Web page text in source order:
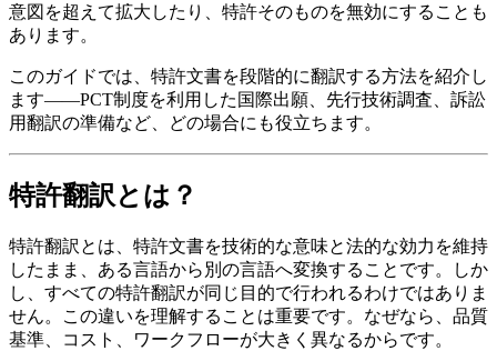
意図を超えて拡大したり、特許そのものを無効にすることも
あります。
このガイドでは、特許文書を段階的に翻訳する方法を紹介し
ます——PCT制度を利用した国際出願、先行技術調査、訴訟
用翻訳の準備など、どの場合にも役立ちます。
特許翻訳とは？
特許翻訳とは、特許文書を技術的な意味と法的な効力を維持
したまま、ある言語から別の言語へ変換することです。しか
し、すべての特許翻訳が同じ目的で行われるわけではありま
せん。この違いを理解することは重要です。なぜなら、品質
基準、コスト、ワークフローが大きく異なるからです。